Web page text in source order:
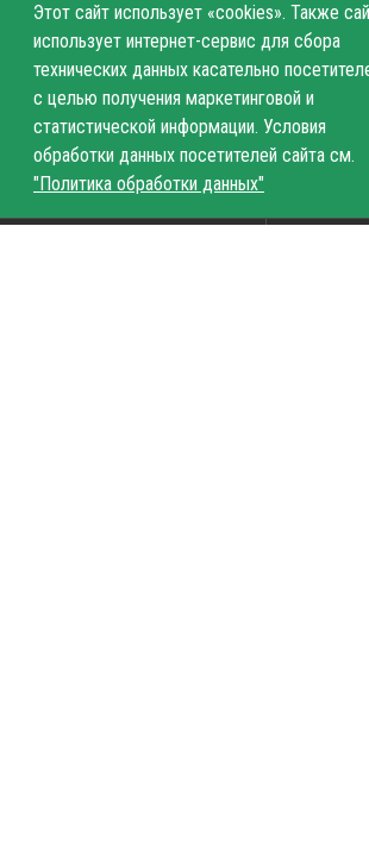
Этот сайт использует «cookies». Также
использует интернет-сервис для сбора
технических данных касательно
с целью получения маркетинговой и
статистической информации. Условия
обработки данных посетителей сайта см.
"Политика обработки данных"